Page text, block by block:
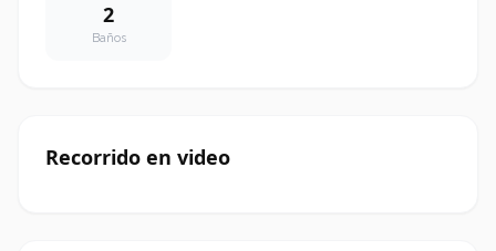
2
Baños
Recorrido en video